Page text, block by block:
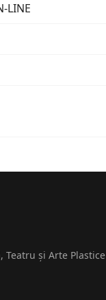
LINE
Teatru și Arte Plastice